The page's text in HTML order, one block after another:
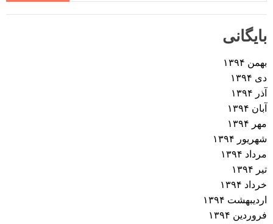
بایگانی
بهمن ۱۳۹۴
دی ۱۳۹۴
آذر ۱۳۹۴
آبان ۱۳۹۴
مهر ۱۳۹۴
شهریور ۱۳۹۴
مرداد ۱۳۹۴
تیر ۱۳۹۴
خرداد ۱۳۹۴
اردیبهشت ۱۳۹۴
فروردین ۱۳۹۴